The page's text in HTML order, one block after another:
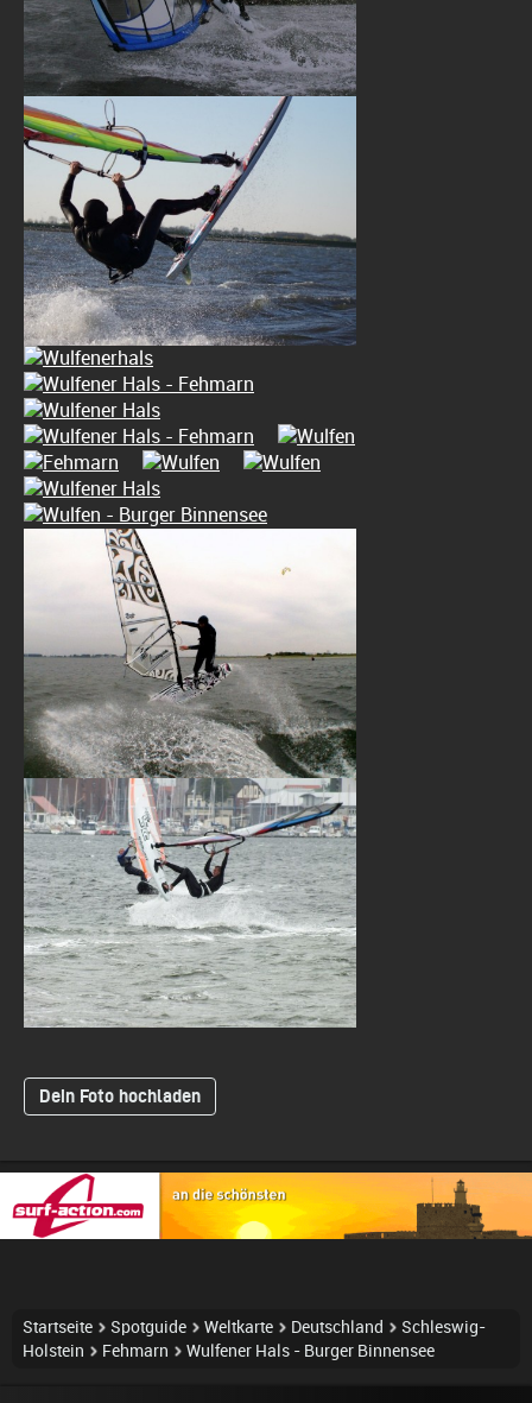
Dein Foto hochladen
Startseite Spotguide Weltkarte Deutschland
Schleswig-
Holstein
Fehmarn Wulfener Hals - Burger Binnensee